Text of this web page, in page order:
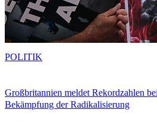
Großbritannien meldet Rekordzahlen
Bekämpfung der Radikalisierung
POLITIK